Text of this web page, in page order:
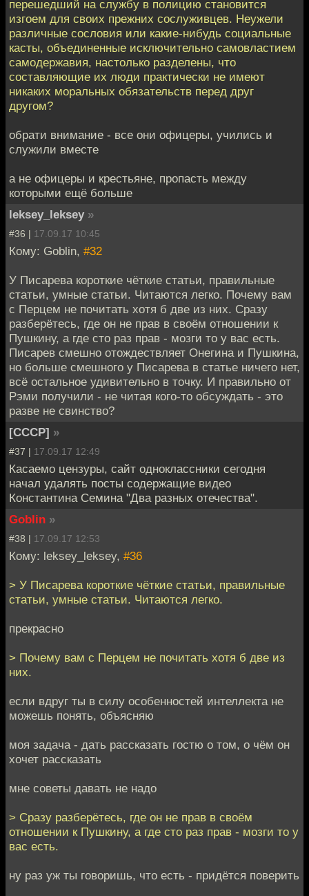
перешедший на службу в полицию становится
изгоем для своих прежних сослуживцев. Неужели
различные сословия или какие-нибудь социальные
касты, объединенные исключительно самовластием
самодержавия, настолько разделены, что
составляющие их люди практически не имеют
никаких моральных обязательств перед друг
другом?
обрати внимание - все они офицеры, учились и
служили вместе
а не офицеры и крестьяне, пропасть между
которыми ещё больше
leksey_leksey »
#36 | 17.09.17 10:45
Кому: Goblin, #32
У Писарева короткие чёткие статьи, правильные
статьи, умные статьи. Читаются легко. Почему вам
с Перцем не почитать хотя б две из них. Сразу
разберётесь, где он не прав в своём отношении к
Пушкину, а где сто раз прав - мозги то у вас есть.
Писарев смешно отождествляет Онегина и Пушкина,
но больше смешного у Писарева в статье ничего нет,
всё остальное удивительно в точку. И правильно от
Рэми получили - не читая кого-то обсуждать - это
разве не свинство?
[СССР] »
#37 | 17.09.17 12:49
Касаемо цензуры, сайт одноклассники сегодня
начал удалять посты содержащие видео
Константина Семина "Два разных отечества".
Goblin »
#38 | 17.09.17 12:53
Кому: leksey_leksey, #36
> У Писарева короткие чёткие статьи, правильные
статьи, умные статьи. Читаются легко.
прекрасно
> Почему вам с Перцем не почитать хотя б две из
них.
если вдруг ты в силу особенностей интеллекта не
можешь понять, объясняю
моя задача - дать рассказать гостю о том, о чём он
хочет рассказать
мне советы давать не надо
> Сразу разберётесь, где он не прав в своём
отношении к Пушкину, а где сто раз прав - мозги то у
вас есть.
ну раз уж ты говоришь, что есть - придётся поверить